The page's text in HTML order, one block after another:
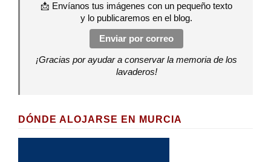
📩 Envíanos tus imágenes con un pequeño texto
y lo publicaremos en el blog.
Enviar por correo
¡Gracias por ayudar a conservar la memoria de los
lavaderos!
DÓNDE ALOJARSE EN MURCIA